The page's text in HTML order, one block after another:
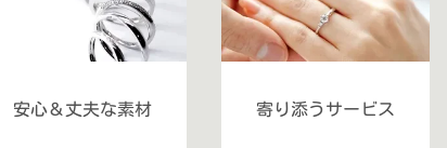
安心＆丈夫な素材 寄り添うサービス